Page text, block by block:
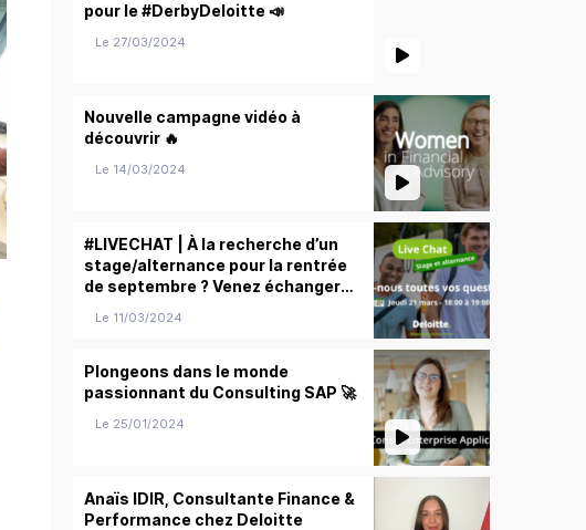
pour le #DerbyDeloitte 📣
Le 27/03/2024
Nouvelle campagne vidéo à
découvrir 🔥
Le 14/03/2024
#LIVECHAT | À la recherche d’un
stage/alternance pour la rentrée
de septembre ? Venez échanger
Le 11/03/2024
Plongeons dans le monde
passionnant du Consulting SAP 🚀
Le 25/01/2024
Anaïs IDIR, Consultante Finance &
Performance chez Deloitte